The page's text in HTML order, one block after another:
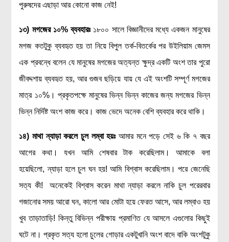
পুরুষদের এছাড়া আর কোনো কাজ নেই!
১৩) মগজের ১০% ব্যবহারঃ১৮০০ সালে বিজ্ঞানীদের মধ্যে একজন মানুষের
মগজ কতটুকু ব্যবহৃত হয় তা নিয়ে বিপুল তর্ক-বিতর্কের পর উইলিয়াম জেমস
এক প্রবন্ধে বলেন যে মানুষের মগজের অত্যন্ত ক্ষুদ্র একটি অংশ তার পুরো
জীবদ্দশায় ব্যবহৃত হয়, আর গুজব ছড়িয়ে যায় যে এই অংশটি সম্পূর্ণ মগজের
মাত্র ১০%। প্রকৃতপক্ষে মানুষের ভিন্ন ভিন্ন কাজের জন্য মগজের ভিন্ন
ভিন্ন নির্দিষ্ট অংশ কাজ করে। কাজ ভেদে অনেক বেশি ব্যবহার করে থাকি।
১৪) মাথা ন্যাড়া করলে চুল লম্বা হয়ঃআমার মনে পড়ে সেই ৬ কি ৭ বছর
আগের কথা। যখন আমি শেষবার টাক করেছিলাম। আমাকে বলা
হয়েছিলো, ন্যাড়া হলে চুল ঘন হয়! আমি বিশ্বাস করেছিলাম। পরে জেনেছি
সত্য কী! অনেকেই বিশ্বাস করেন মাথা ন্যাড়া করলে নাকি চুল পরেরবার
গজানোর সময় আরো ঘন, কালো আর মোটা হয়ে ফেরত আসে, আর লম্বাও হয়
খুব তাড়াতাড়ি! কিন্তু বিভিন্ন পরীক্ষায় প্রমাণিত যে আসলে এগুলোর কিছুই
ঘটে না। প্রকৃত সত্য হলো চুলের গোড়ার একটুখানি অংশ বাদে বাকি অংশটুকু